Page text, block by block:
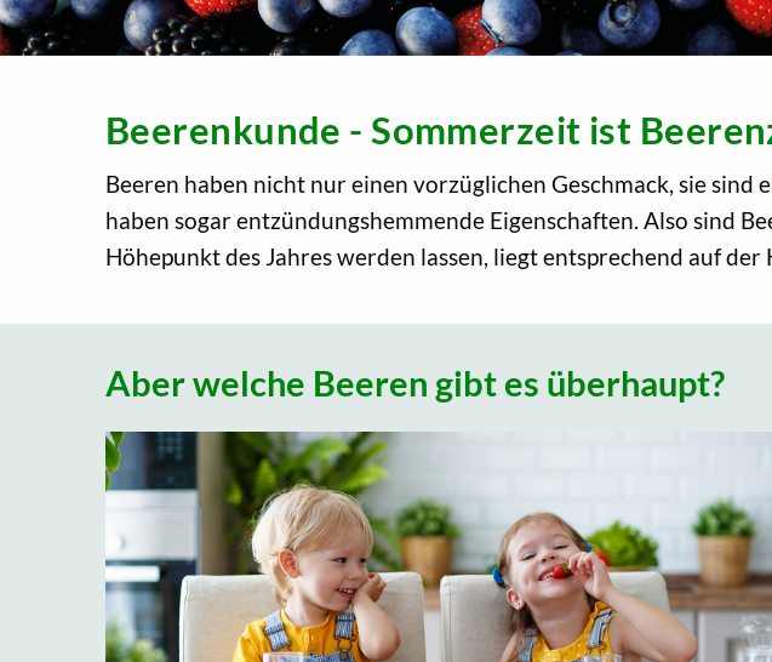
Beerenkunde - Sommerzeit ist
Beeren haben nicht nur einen vorzüglichen Geschmack, sie
haben sogar entzündungshemmende Eigenschaften. Also sind
Höhepunkt des Jahres werden lassen, liegt entsprechend auf der
Aber welche Beeren gibt es überhaupt?